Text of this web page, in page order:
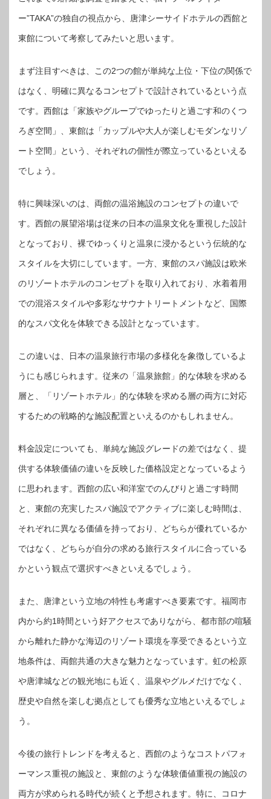
ー”TAKA”の独自の視点から、唐津シーサイドホテルの西館と
東館について考察してみたいと思います。
まず注目すべきは、この2つの館が単純な上位・下位の関係で
はなく、明確に異なるコンセプトで設計されているという点
です。西館は「家族やグループでゆったりと過ごす和のくつ
ろぎ空間」、東館は「カップルや大人が楽しむモダンなリゾ
ート空間」という、それぞれの個性が際立っているといえる
でしょう。
特に興味深いのは、両館の温浴施設のコンセプトの違いで
す。西館の展望浴場は従来の日本の温泉文化を重視した設計
となっており、裸でゆっくりと温泉に浸かるという伝統的な
スタイルを大切にしています。一方、東館のスパ施設は欧米
のリゾートホテルのコンセプトを取り入れており、水着着用
での混浴スタイルや多彩なサウナトリートメントなど、国際
的なスパ文化を体験できる設計となっています。
この違いは、日本の温泉旅行市場の多様化を象徴しているよ
うにも感じられます。従来の「温泉旅館」的な体験を求める
層と、「リゾートホテル」的な体験を求める層の両方に対応
するための戦略的な施設配置といえるのかもしれません。
料金設定についても、単純な施設グレードの差ではなく、提
供する体験価値の違いを反映した価格設定となっているよう
に思われます。西館の広い和洋室でのんびりと過ごす時間
と、東館の充実したスパ施設でアクティブに楽しむ時間は、
それぞれに異なる価値を持っており、どちらが優れているか
ではなく、どちらが自分の求める旅行スタイルに合っている
かという観点で選択すべきといえるでしょう。
また、唐津という立地の特性も考慮すべき要素です。福岡市
内から約1時間という好アクセスでありながら、都市部の喧騒
から離れた静かな海辺のリゾート環境を享受できるという立
地条件は、両館共通の大きな魅力となっています。虹の松原
や唐津城などの観光地にも近く、温泉やグルメだけでなく、
歴史や自然を楽しむ拠点としても優秀な立地といえるでしょ
う。
今後の旅行トレンドを考えると、西館のようなコストパフォ
ーマンス重視の施設と、東館のような体験価値重視の施設の
両方が求められる時代が続くと予想されます。特に、コロナ